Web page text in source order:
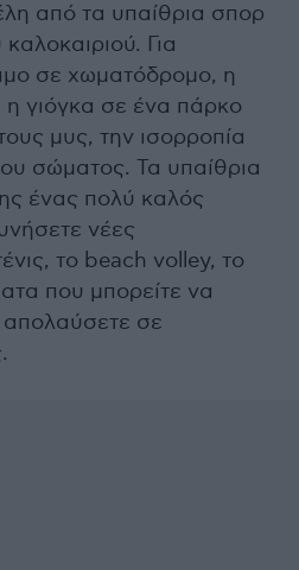
από τα υπαίθρια σπορ
Για
σε χωματόδρομο, η
γιόγκα σε ένα πάρκο
μυς, την ισορροπία
σώματος. Τα υπαίθρια
ένας πολύ καλός
νέες
το beach volley, το
που μπορείτε να
σε